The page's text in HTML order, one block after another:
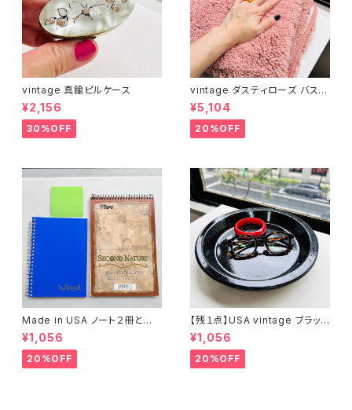
vintage 真鍮ピルケース
¥2,156
30%OFF
vintage ダスティローズ バスマ
ット
¥5,104
20%OFF
Made in USA ノート２冊とお
まけ
¥1,056
20%OFF
【残１点】USA vintage ブラック
琺瑯プレート
¥1,056
20%OFF